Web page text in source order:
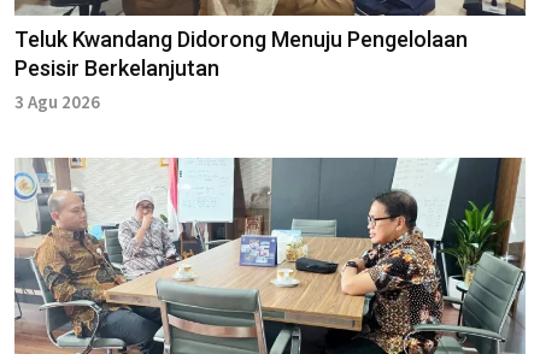
Teluk Kwandang Didorong Menuju Pengelolaan
Pesisir Berkelanjutan
3 Agu 2026